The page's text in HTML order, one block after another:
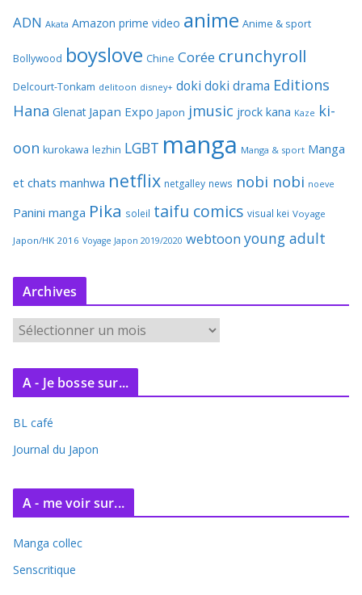
ADN Akata Amazon prime video anime Anime & sport
Bollywood boyslove Chine Corée crunchyroll
Delcourt-Tonkam delitoon disney+ doki doki drama Editions
Hana Glenat Japan Expo Japon jmusic jrock kana Kaze ki-
oon kurokawa lezhin LGBT manga Manga & sport Manga
et chats manhwa netflix netgalley news nobi nobi noeve
Panini manga Pika soleil taifu comics visual kei Voyage
Japon/HK 2016 Voyage Japon 2019/2020 webtoon young adult
Archives
r
c
v
e
A - Je bosse sur...
BL café
Journal du Japon
A - me voir sur...
Manga collec
Senscritique